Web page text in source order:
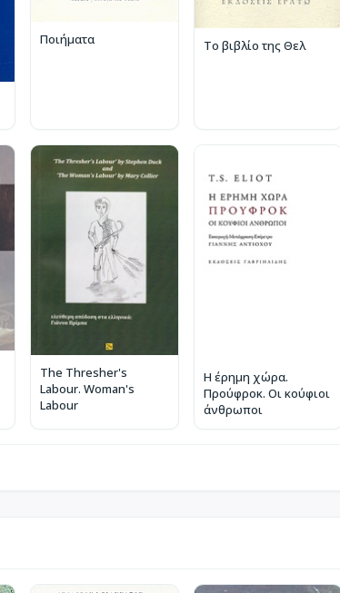
Ποιήματα Το βιβλίο της Θελ
The Thresher's
Labour. Woman's
Labour
Η έρημη χώρα.
Προύφροκ. Οι κούφιοι
άνθρωποι